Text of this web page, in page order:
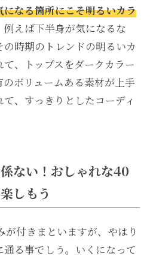
になる箇所にこそ明るいカラ
例えば下半身が気になるな
時期のトレンドの明るいカ
、トップスをダークカラー
ボリュームある素材が上手
、すっきりとしたコーディ
ない！おしゃれな40
しもう
付きまといますが、やはり
る事でしう。いくになって